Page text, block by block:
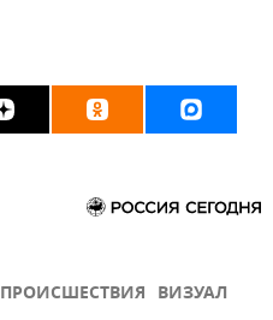
ПРОИСШЕСТВИЯ ВИЗУАЛ